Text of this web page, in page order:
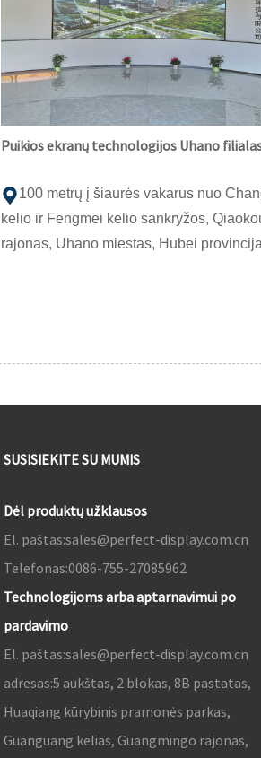
Puikios ekranų technologijos Uhano
100 metrų į šiaurės vakarus nuo
kelio ir Fengmei kelio sankryžos,
rajonas, Uhano miestas, Hubei provincija
SUSISIEKITE SU MUMIS
Dėl produktų užklausos
El. paštas:sales@perfect-display.com.cn
Telefonas:0086-755-27085962
Technologijoms arba aptarnavimui po
pardavimo
El. paštas:sales@perfect-display.com.cn
adresas:5 aukštas, 2 blokas, 8B pastatas,
Huaqiang kūrybinis pramonės parkas,
Guanguang kelias, Guangmingo rajonas,